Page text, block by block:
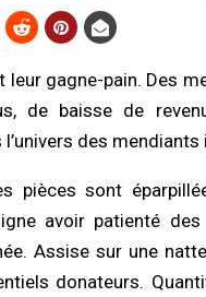
leur gagne-pain. Des
de baisse de
des
pièces sont
avoir patienté
Assise sur une
donateurs.
l’abattage clandestin
police déjoue une
SANTÉ